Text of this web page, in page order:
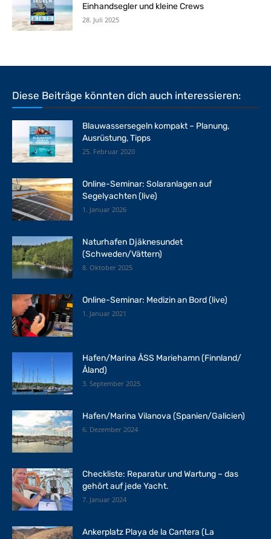
Einhandsegler und kleine Crews
28. Juli 2025
Diese Beiträge könnten dich auch interessieren:
Blauwassersegeln kompakt – Planung,
Ausrüstung, Tipps
25. Februar 2020
Online-Seminar: Solaranlagen auf
Segelyachten (live)
1. Januar 2026
Naturhafen Djäknesundet
(Schweden/Vättern)
8. Oktober 2025
Online-Seminar: Medizin an Bord (live)
1. Januar 2021
Hafen/Marina ÅSS Mariehamn (Finnland/
Åland)
3. September 2025
Hafen/Marina Vilanova (Spanien/Galicien)
6. Dezember 2024
Checkliste: Reparatur und Wartung – das
gehört auf jede Yacht.
7. Januar 2024
Ankerplatz Playa de la Cantera (La